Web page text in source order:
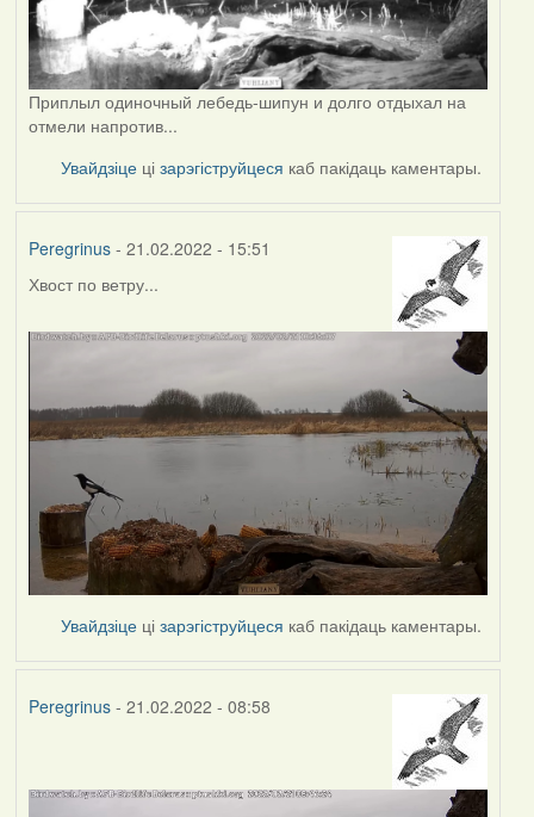
Приплыл одиночный лебедь-шипун и долго отдыхал на
отмели напротив...
Увайдзіце цізарэгіструйцеся каб пакідаць каментары.
Peregrinus- 21.02.2022 - 15:51
Хвост по ветру...
Увайдзіце цізарэгіструйцеся каб пакідаць каментары.
Peregrinus- 21.02.2022 - 08:58